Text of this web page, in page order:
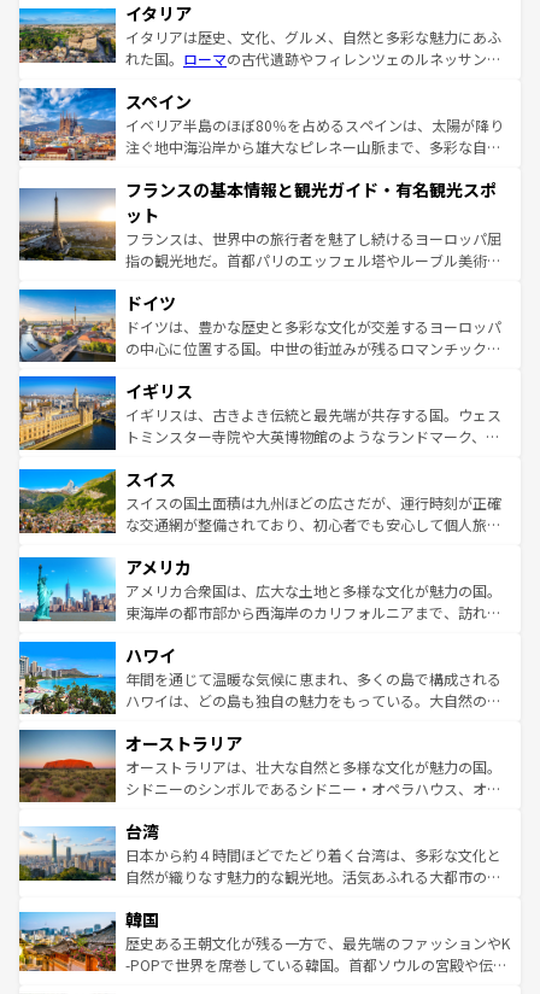
イタリア
イタリアは歴史、文化、グルメ、自然と多彩な魅力にあふ
れた国。 ローマの古代遺跡やフィレンツェのルネッサンス
ろん、トスカーナの美しい田園風景やアマルフィ海岸の絶
景など、自然景観も見逃せない。観光の合間には、本場の
ピザやパスタなど、絶品のイタリア料理を堪能することも
ませてくれるイタリアで、忘れられない旅をしてみよう！
なお、新着のイタリア情報は
しい。
スペイン
イベリア半島のほぼ80％を占めるスペインは、太陽が降り
注ぐ地中海沿岸から雄大なピレネー山脈まで、多彩な自然
文化が根付くこの国では、情熱的なフラメンコ、熱気あふ
れる闘牛、そして美味しいタパスが生活の一部となってい
る。首都マドリードの洗練された雰囲気や、バルセロナの
アートに溢れた街角から、地方では古代ローマ遺跡や中世
せる。地方によって風土や気候が異なるスペインはその個
性で訪れる人を魅了する。 なお、新着のスペイン情報は コ
ンテンツ一覧を参照してほしい。
フランスの基本情報と観光ガイド・有名観光スポ
ット
フランスは、世界中の旅行者を魅了し続けるヨーロッパ屈
指の観光地だ。首都パリのエッフェル塔やルーブル美術館
で、幅広い魅力が詰まっている。華麗な宮殿、歴史的な大
聖堂、美しいビーチ、そして豊かな自然が、訪れる者を心
から魅了する。また、フランスは美食の国としても知ら
いる。シャンパンの発祥地であるランス、プロヴァンスの
香り高いラベンダー畑など、多彩な楽しみ方が可能だ。さ
らに、パリ以外の地域にも魅力が溢れており、どの街角に
れる地方に足を運ぶとそれぞれで全く異なる文化を体験で
きるだろう。 なお、新着のフランス情報はコンテンツ一覧
を参照してほしい。
ドイツ
ドイツは、豊かな歴史と多彩な文化が交差するヨーロッパ
の中心に位置する国。中世の街並みが残るロマンチック街
顔を持つこの国は、どこを歩いても飽きることがない。ベ
ルリンの文化的活気、バイエルン州のアルプスの絶景、そ
してライン川沿いのワイン畑といった風景は必見。ビール
は、お酒好きな人にはぜひ体験してほしい。 なお、新着の
ドイツ情報はコンテンツ一覧を参照してほしい。
イギリス
イギリスは、古きよき伝統と最先端が共存する国。ウェス
トミンスター寺院や大英博物館のようなランドマーク、歴
リアごとに異なる魅力がある。また、優雅なアフタヌーン
ティー、ビール好きにはたまらない英国パブ、サッカー観
戦など、本場だからこそできる体験も豊富。イギリスを旅
ンツ一覧を参照してほしい。
スイス
スイスの国土面積は九州ほどの広さだが、運行時刻が正確
な交通網が整備されており、初心者でも安心して個人旅行
の建物がそのまま残る町や、スイスならではのユニークな
博物館もあり、アルプス観光だけでなく町歩きも満喫する
ことができる。国民の所得が高いため物価も高いが、旅行
ば市内交通費無料で観光を楽しむこともできる。 なお、新
着のスイス情報はコンテンツ一覧 を参照してほしい。
アメリカ
アメリカ合衆国は、広大な土地と多様な文化が魅力の国。
東海岸の都市部から西海岸のカリフォルニアまで、訪れる
のような巨大都市は、観光、ショッピング、エンターテイ
ンメントが詰まった刺激的なスポットだ。一方、アメリカ
西部には大自然が広がり、グランドキャニオンやイエロー
部のニューオーリンズでは、音楽と美食が融合した独特の
文化が魅力。旅行者はアメリカの各地域で異なる魅力を楽
しみながら、その多様性と豊かな歴史を感じることができ
ならではの贅沢な旅のスタイルだ。 なお、新着のアメリカ
情報はコンテンツ一覧を参照してほしい。
ハワイ
年間を通じて温暖な気候に恵まれ、多くの島で構成される
ハワイは、どの島も独自の魅力をもっている。大自然の神
ワイ島は見逃せない。また、定番の観光地といえばオアフ
島だが、静かな自然を求めるならマウイ島やカウアイ島が
おすすめ。エメラルドグリーンに輝く海をはじめ、豊かな
れるおもてなしの心で訪れる人々を迎えてくれるハワイの
人々、おいしいローカルフードやハワイアンミュージッ
ク、伝統的なフラダンスなど、すべてがハワイの魅力を彩
ワイを、存分に味わってほしい。 なお、新着のハワイ情報
はコンテンツ一覧を参照してほしい。
オーストラリア
オーストラリアは、壮大な自然と多様な文化が魅力の国。
シドニーのシンボルであるシドニー・オペラハウス、オー
リアリーフや大陸中央部にそびえるウルル（エアーズロッ
ク）、タスマニアの美しい原生林やケアンズの熱帯雨林な
ど、見どころがたくさん。また、カフェやワイン、オージ
いる。アクティビティも充実しており、サーフィンやダイ
ビング、ハイキングなど、アウトドア好きにはたまらな
い。オーストラリアの多彩な魅力を存分に味わいつくそ
台湾
日本から約４時間ほどでたどり着く台湾は、多彩な文化と
自然が織りなす魅力的な観光地。活気あふれる大都市の台
ン）、静ひつな山岳地帯である台湾東部など、都市の喧騒
と山間の静けさが共存しており、訪れる人に新しい発見と
驚きをもたらしてくれる。また、奥深い台湾の食文化も魅
韓国
歴史ある王朝文化が残る一方で、最先端のファッションやK
-POPで世界を席巻している韓国。首都ソウルの宮殿や伝統